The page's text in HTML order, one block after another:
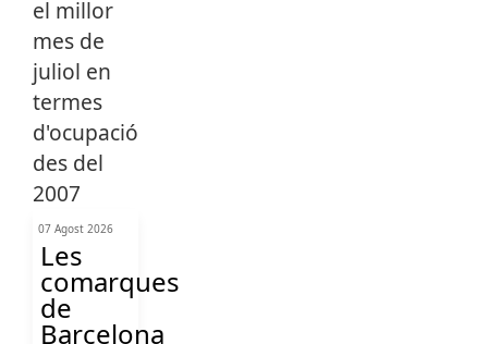
07 Agost 2026
Les
comarques
de
Barcelona